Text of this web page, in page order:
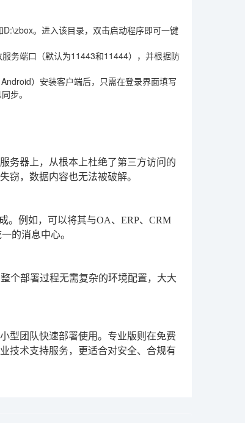
。进入该目录，双击启动程序即可一键
务端口（默认为11443和11444），并根据防
）安装客户端后，只需在登录界面填写
步。
务器上，从根本上杜绝了第三方访问的
窃，数据内容也无法被破解。
。例如，可以将其与OA、ERP、CRM
的消息中心。
个部署过程无需复杂的环境配置，大大
型团队快速部署使用。专业版则在免费
技术支持服务，更适合对安全、合规有